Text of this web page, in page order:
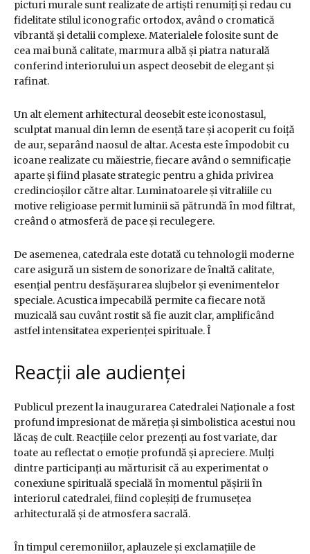
picturi murale sunt realizate de artiști renumiți și redau cu
fidelitate stilul iconografic ortodox, având o cromatică
vibrantă și detalii complexe. Materialele folosite sunt de
cea mai bună calitate, marmura albă și piatra naturală
conferind interiorului un aspect deosebit de elegant și
rafinat.
Un alt element arhitectural deosebit este iconostasul,
sculptat manual din lemn de esență tare și acoperit cu foiță
de aur, separând naosul de altar. Acesta este împodobit cu
icoane realizate cu măiestrie, fiecare având o semnificație
aparte și fiind plasate strategic pentru a ghida privirea
credincioșilor către altar. Luminatoarele și vitraliile cu
motive religioase permit luminii să pătrundă în mod filtrat,
creând o atmosferă de pace și reculegere.
De asemenea, catedrala este dotată cu tehnologii moderne
care asigură un sistem de sonorizare de înaltă calitate,
esențial pentru desfășurarea slujbelor și evenimentelor
speciale. Acustica impecabilă permite ca fiecare notă
muzicală sau cuvânt rostit să fie auzit clar, amplificând
astfel intensitatea experienței spirituale. Î
Reacții ale audienței
Publicul prezent la inaugurarea Catedralei Naționale a fost
profund impresionat de măreția și simbolistica acestui nou
lăcaș de cult. Reacțiile celor prezenți au fost variate, dar
toate au reflectat o emoție profundă și apreciere. Mulți
dintre participanți au mărturisit că au experimentat o
conexiune spirituală specială în momentul pășirii în
interiorul catedralei, fiind copleșiți de frumusețea
arhitecturală și de atmosfera sacrală.
În timpul ceremoniilor, aplauzele și exclamațiile de